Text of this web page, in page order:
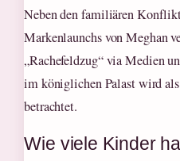
Neben den familiären
Markenlaunchs von Meghan
„Rachefeldzug“ via Medien
im königlichen Palast wird
betrachtet.
Wie viele Kinder